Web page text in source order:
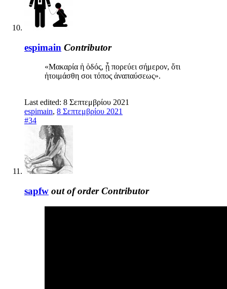
espimain Contributor
«Μακαρία ἡ ὁδός, ᾗ πορεύει σήμερον, ὅτι
ἡτοιμάσθη σοι τόπος ἀναπαύσεως».
Last edited: 8 Σεπτεμβρίου 2021
espimain, 8 Σεπτεμβρίου 2021
#34
sapfw out of order Contributor